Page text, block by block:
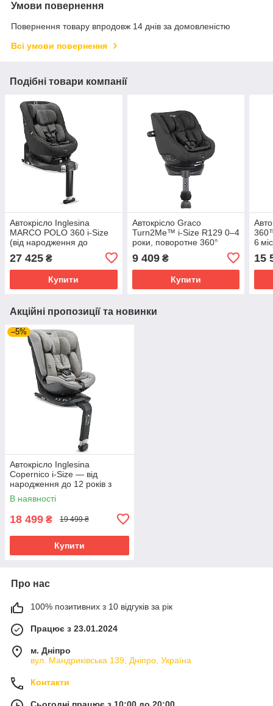
Умови повернення
Повернення товару впродовж 14 днів за домовленістю
Всі умови повернення
Подібні товари компанії
Автокрісло Inglesina
MARCO POLO 360 i‑Size
(від народження до
27 425 ₴
Купити
Автокрісло Graco
Turn2Me™ i-Size R129 0–4
роки, поворотне 360°
9 409₴
Купити
6
15
Акційні пропозиції та новинки
–5%
Автокрісло Inglesina
Copernico i‑Size — від
народження до 12 років з
поворотним сидінням 360°
В наявності
18 499 ₴ 19 499 ₴
Купити
Про нас
100% позитивних з 10 відгуків за рік
Працює з 23.01.2024
м. Дніпро
вул. Мандриківська 139, Дніпро, Україна
Контакти